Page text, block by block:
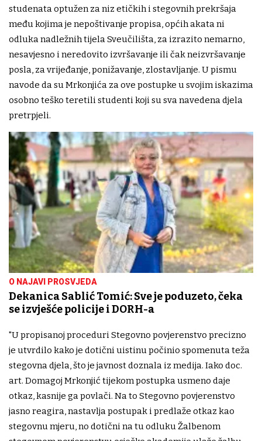
studenata optužen za niz etičkih i stegovnih prekršaja
među kojima je nepoštivanje propisa, općih akata ni
odluka nadležnih tijela Sveučilišta, za izrazito nemarno,
nesavjesno i neredovito izvršavanje ili čak neizvršavanje
posla, za vrijeđanje, ponižavanje, zlostavljanje. U pismu
navode da su Mrkonjića za ove postupke u svojim iskazima
osobno teško teretili studenti koji su sva navedena djela
pretrpjeli.
O NAJAVI PROSVJEDA
Dekanica Sablić Tomić: Sve je poduzeto, čeka
se izvješće policije i DORH-a
"U propisanoj proceduri Stegovno povjerenstvo precizno
je utvrdilo kako je dotični uistinu počinio spomenuta teža
stegovna djela, što je javnost doznala iz medija. Iako doc.
art. Domagoj Mrkonjić tijekom postupka usmeno daje
otkaz, kasnije ga povlači. Na to Stegovno povjerenstvo
jasno reagira, nastavlja postupak i predlaže otkaz kao
stegovnu mjeru, no dotični na tu odluku Žalbenom